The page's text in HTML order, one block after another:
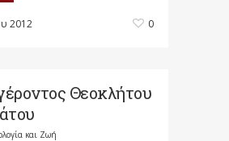
2012 0
Θεοκλήτου
και Ζωή